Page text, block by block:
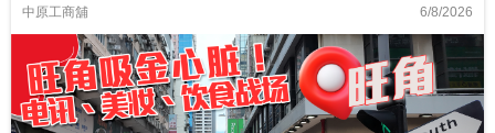
中原工商舖 6/8/2026